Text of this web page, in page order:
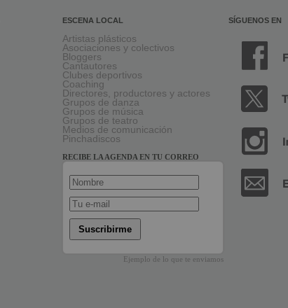
ESCENA LOCAL
Artistas plásticos
Asociaciones y colectivos
Bloggers
Cantautores
Clubes deportivos
Coaching
Directores, productores y actores
Grupos de danza
Grupos de música
Grupos de teatro
Medios de comunicación
Pinchadiscos
RECIBE LA AGENDA EN TU CORREO
Suscribirme
Ejemplo de lo que te enviamos
SÍGUENOS EN